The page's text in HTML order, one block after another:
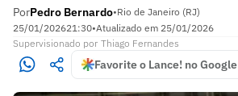
PorPedro Bernardo•Rio de Janeiro (RJ)
25/01/202621:30•Atualizado em 25/01/2026
Supervisionado por Thiago Fernandes
Favorite o Lance! no Google